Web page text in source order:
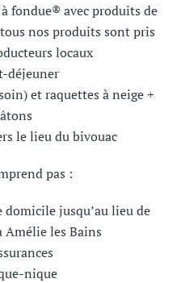
fondue® avec produits de
nos produits sont pris
locaux
déjeuner
et raquettes à neige +
le lieu du bivouac
pas :
domicile jusqu’au lieu de
Amélie les Bains
nique